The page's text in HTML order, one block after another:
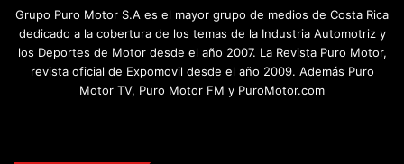
Grupo Puro Motor S.A es el mayor grupo de medios de Costa Rica
dedicado a la cobertura de los temas de la Industria Automotriz y
los Deportes de Motor desde el año 2007. La Revista Puro Motor,
revista oficial de Expomovil desde el año 2009. Además Puro
Motor TV, Puro Motor FM y PuroMotor.com